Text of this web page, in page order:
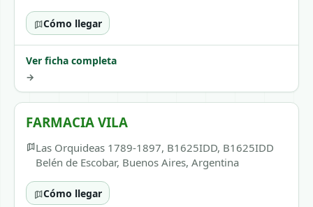
Cómo llegar
Ver ficha completa
→
FARMACIA VILA
Las Orquideas 1789-1897, B1625IDD, B1625IDD
Belén de Escobar, Buenos Aires, Argentina
Cómo llegar